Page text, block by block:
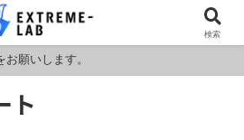
リカ・イランの情勢により燃料および原料
の金額と料金が異なりますのでお見積もり
お願いします。
ト
検索